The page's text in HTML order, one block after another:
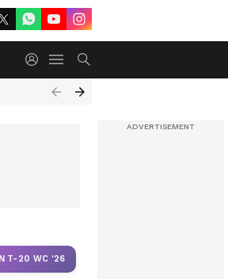
T-20 WC '26